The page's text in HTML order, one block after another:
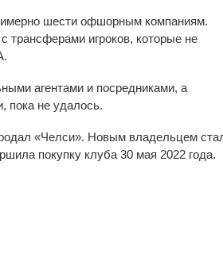
шести офшорным компаниям.
игроков, которые не
агентами и посредниками, а
пока не удалось.
«Челси». Новым владельцем
покупку клуба 30 мая 2022 года.